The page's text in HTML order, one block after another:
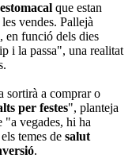
que estan
vendes. Pallejà
, en funció dels dies
i la passa", una realitat
sortirà a comprar o
per festes", planteja
"a vegades, hi ha
temes de salut
.